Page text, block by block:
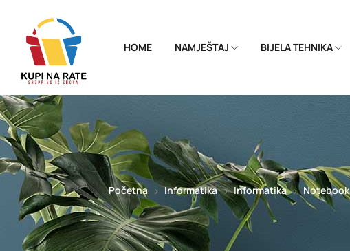
HOME NAMJEŠTAJ BIJELA TEHNIKA
Početna Informatika Informatika Notebook